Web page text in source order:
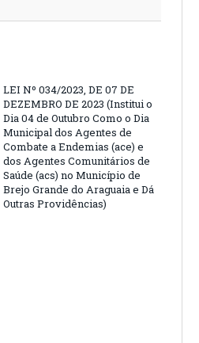
LEI Nº 034/2023, DE 07 DE
DEZEMBRO DE 2023 (Institui o
Dia 04 de Outubro Como o Dia
Municipal dos Agentes de
Combate a Endemias (ace) e
dos Agentes Comunitários de
Saúde (acs) no Município de
Brejo Grande do Araguaia e Dá
Outras Providências)